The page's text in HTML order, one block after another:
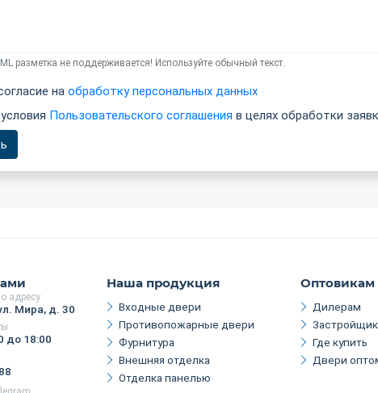
разметка не поддерживается! Используйте обычный текст.
на обработку персональных данных
Пользовательского соглашения в целях обработки
адресу
Мира, д. 30
до 18:00
Наша продукция
Входные двери
Противопожарные двери
Фурнитура
Внешняя отделка
Отделка панелью
Оптовикам
Дилерам
Где купить
Двери